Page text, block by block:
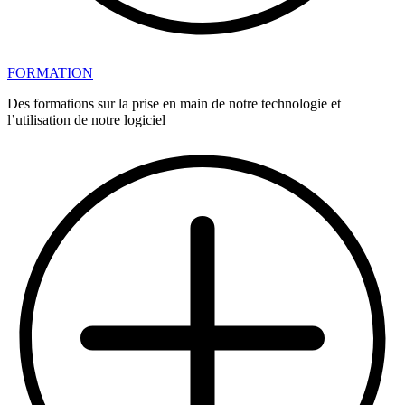
FORMATION
Des formations sur la prise en main de notre technologie et
l’utilisation de notre logiciel